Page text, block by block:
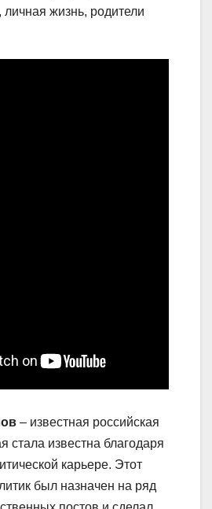
– известная российская
стала известна благодаря
карьере. Этот
был назначен на ряд